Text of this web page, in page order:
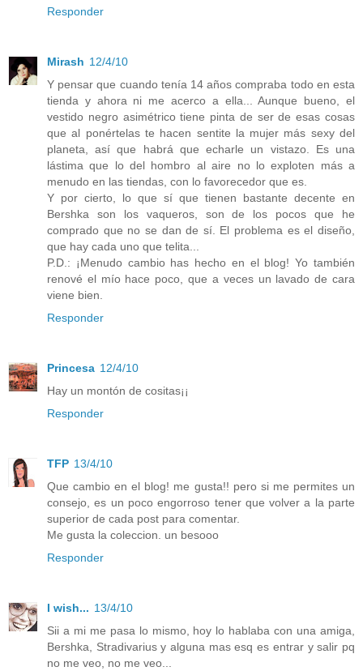
Responder
Mirash 12/4/10
Y pensar que cuando tenía 14 años compraba todo en esta
tienda y ahora ni me acerco a ella... Aunque bueno, el
vestido negro asimétrico tiene pinta de ser de esas cosas
que al ponértelas te hacen sentite la mujer más sexy del
planeta, así que habrá que echarle un vistazo. Es una
lástima que lo del hombro al aire no lo exploten más a
menudo en las tiendas, con lo favorecedor que es.
Y por cierto, lo que sí que tienen bastante decente en
Bershka son los vaqueros, son de los pocos que he
comprado que no se dan de sí. El problema es el diseño,
que hay cada uno que telita...
P.D.: ¡Menudo cambio has hecho en el blog! Yo también
renové el mío hace poco, que a veces un lavado de cara
viene bien.
Responder
Princesa 12/4/10
Hay un montón de cositas¡¡
Responder
TFP 13/4/10
Que cambio en el blog! me gusta!! pero si me permites un
consejo, es un poco engorroso tener que volver a la parte
superior de cada post para comentar.
Me gusta la coleccion. un besooo
Responder
I wish... 13/4/10
Sii a mi me pasa lo mismo, hoy lo hablaba con una amiga,
Bershka, Stradivarius y alguna mas esq es entrar y salir pq
no me veo, no me veo...